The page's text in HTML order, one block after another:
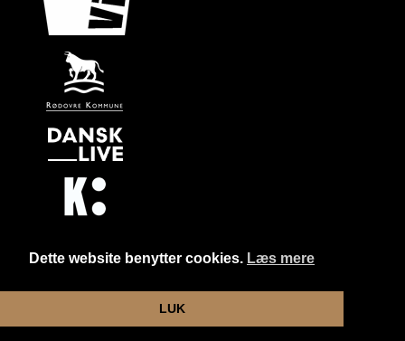
Dette website benytter cookies. Læs mere
LUK